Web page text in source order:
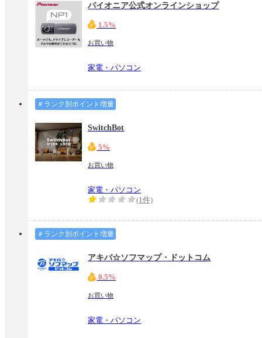
パイオニア公式オンラインショップ
1.5%
お買い物
家電・パソコン
＃ランク別ポイント増量
SwitchBot
5%
お買い物
家電・パソコン
(1件)
＃ランク別ポイント増量
アキバ☆ソフマップ・ドットコム
0.5%
お買い物
家電・パソコン